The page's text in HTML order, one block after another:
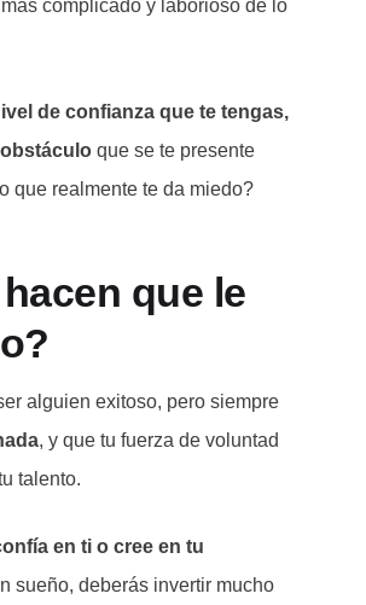
complicado y laborioso de lo
de confianza que te tengas,
que se te presente
que realmente te da miedo?
que le
alguien exitoso, pero siempre
, y que tu fuerza de voluntad
talento.
en ti o cree en tu
sueño, deberás invertir mucho